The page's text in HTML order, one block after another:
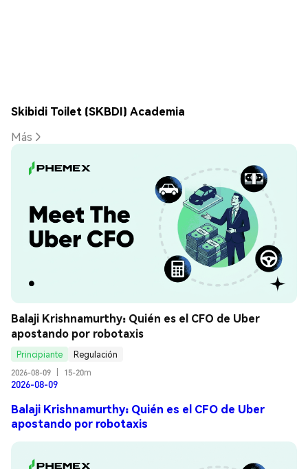
Skibidi Toilet (SKBDI) Academia
Más
Balaji Krishnamurthy: Quién es el CFO de Uber
apostando por robotaxis
Principiante
Regulación
2026-08-09
15-20m
2026-08-09
Balaji Krishnamurthy: Quién es el CFO de Uber
apostando por robotaxis